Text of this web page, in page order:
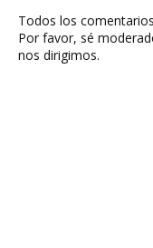
Todos los
Por favor, sé
nos dirigimos.